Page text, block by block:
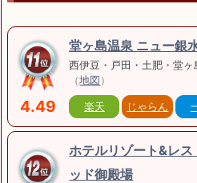
4.49
堂ヶ島温泉 ニュー銀
西伊豆・戸田・土肥・堂ヶ
（地図）
楽天 じゃらん
ホテルリゾート&レ
ッド御殿場